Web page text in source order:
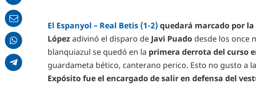
El Espanyol – Real Betis (1-2)quedará marcado por
Lópezadivinó el disparo de Javi Puado desde los once
blanquiazul se quedó en la primera derrota del curso
guardameta bético, canterano perico. Esto no gusto a
Expósito fue el encargado de salir en defensa del